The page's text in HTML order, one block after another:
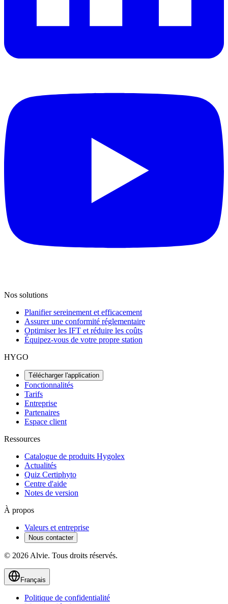
Nos solutions
Planifier sereinement et efficacement
Assurer une conformité réglementaire
Optimiser les IFT et réduire les coûts
Équipez-vous de votre propre station
HYGO
Télécharger l'application
Fonctionnalités
Tarifs
Entreprise
Partenaires
Espace client
Ressources
Catalogue de produits Hygolex
Actualités
Quiz Certiphyto
Centre d'aide
Notes de version
À propos
Valeurs et entreprise
Nous contacter
© 2026 Alvie. Tous droits réservés.
Français
Politique de confidentialité